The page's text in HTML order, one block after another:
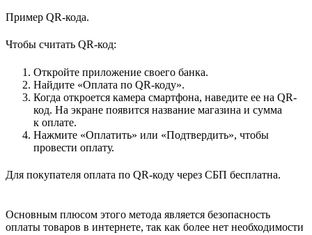
Пример QR-кода.
Чтобы считать QR-код:
Откройте приложение своего банка.
Найдите «Оплата по QR-коду».
Когда откроется камера смартфона, наведите ее на QR-
код. На экране появится название магазина и сумма
к оплате.
Нажмите «Оплатить» или «Подтвердить», чтобы
провести оплату.
Для покупателя оплата по QR-коду через СБП бесплатна.
Основным плюсом этого метода является безопасность
оплаты товаров в интернете, так как более нет необходимости